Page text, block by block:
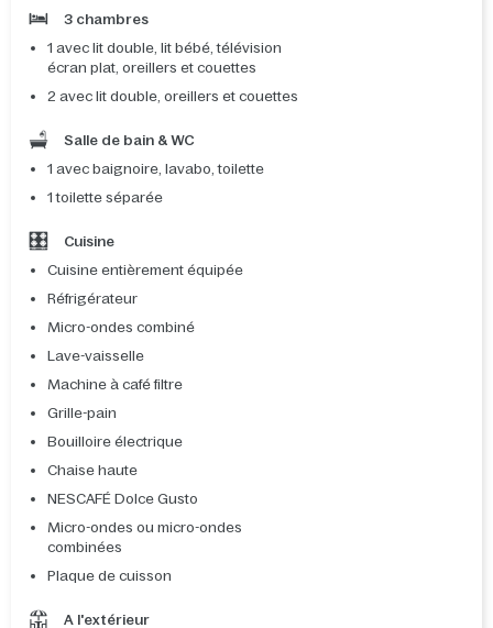
3 chambres
1 avec lit double, lit bébé, télévision
écran plat, oreillers et couettes
2 avec lit double, oreillers et couettes
Salle de bain & WC
1 avec baignoire, lavabo, toilette
1 toilette séparée
Cuisine
Cuisine entièrement équipée
Réfrigérateur
Micro-ondes combiné
Lave-vaisselle
Machine à café filtre
Grille-pain
Bouilloire électrique
Chaise haute
NESCAFÉ Dolce Gusto
Micro-ondes ou micro-ondes
combinées
Plaque de cuisson
A l'extérieur